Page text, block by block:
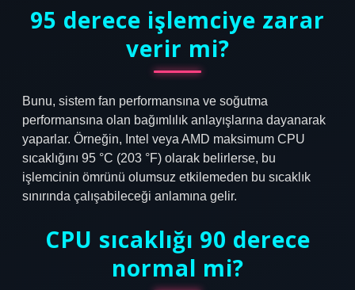
95 derece işlemciye zarar
verir mi?
Bunu, sistem fan performansına ve soğutma
performansına olan bağımlılık anlayışlarına dayanarak
yaparlar. Örneğin, Intel veya AMD maksimum CPU
sıcaklığını 95 °C (203 °F) olarak belirlerse, bu
işlemcinin ömrünü olumsuz etkilemeden bu sıcaklık
sınırında çalışabileceği anlamına gelir.
CPU sıcaklığı 90 derece
normal mi?